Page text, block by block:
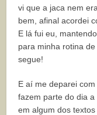
vi que a jaca nem
bem, afinal acordei
E lá fui eu,
para minha rotina
segue!
E aí me deparei
fazem parte do dia
em algum dos